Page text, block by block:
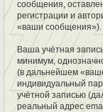
сообщения,
регистрации и
«ваши сообщения»).
Ваша учётная
минимум,
(в дальнейшем
индивидуальный
учётной записью
реальный адрес